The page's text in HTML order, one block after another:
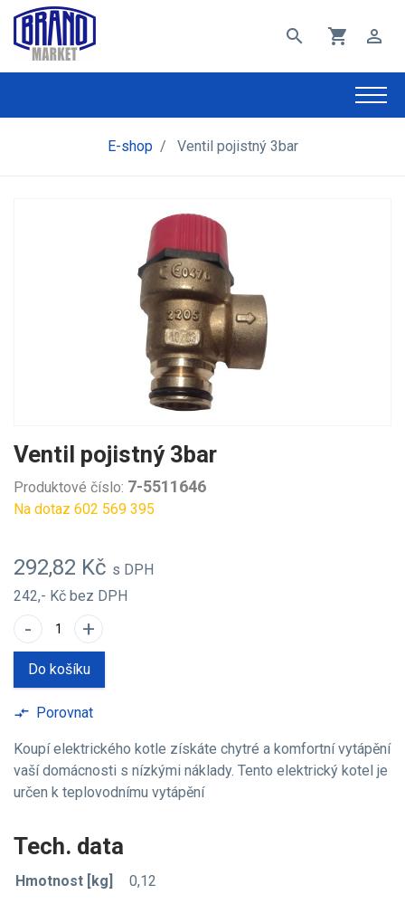
search shopping_cart perm_identity
E-shop / Ventil pojistný 3bar
Ventil pojistný 3bar
Produktové číslo: 7-5511646
Na dotaz 602 569 395
292,82 Kč s DPH
242,- Kč bez DPH
- +
Do košíku
compare_arrows Porovnat
Koupí elektrického kotle získáte chytré a komfortní vytápění
vaší domácnosti s nízkými náklady. Tento elektrický kotel je
určen k teplovodnímu vytápění
Tech. data
Hmotnost [kg] 0,12